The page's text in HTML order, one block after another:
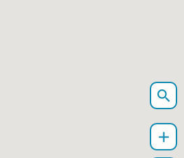
search
add